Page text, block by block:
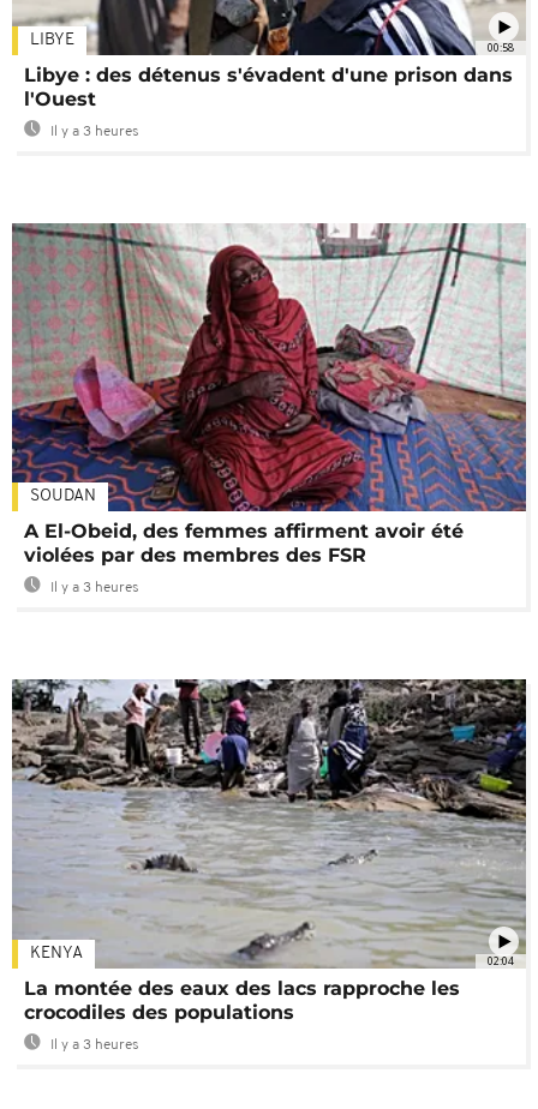
00:58
LIBYE
Libye : des détenus s'évadent d'une prison dans
l'Ouest
Il y a 3 heures
SOUDAN
A El-Obeid, des femmes affirment avoir été
violées par des membres des FSR
Il y a 3 heures
02:04
KENYA
La montée des eaux des lacs rapproche les
crocodiles des populations
Il y a 3 heures